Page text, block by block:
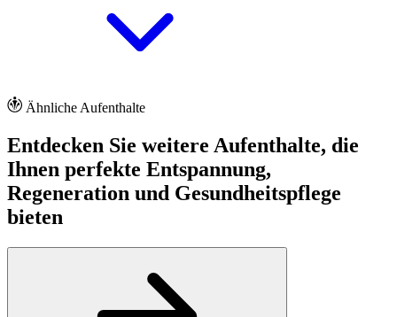
Ähnliche Aufenthalte
Entdecken Sie weitere Aufenthalte, die
Ihnen perfekte Entspannung,
Regeneration und Gesundheitspflege
bieten